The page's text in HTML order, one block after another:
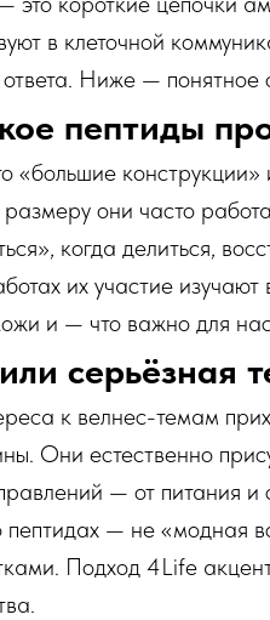
в клеточной
Ниже —
пептиды
«большие
они часто
когда делиться,
их участие
и — что важно для
серьёзная
к велнес-темам
Они естественно
— от питания и
пептидах — не «модная
Подход 4Life